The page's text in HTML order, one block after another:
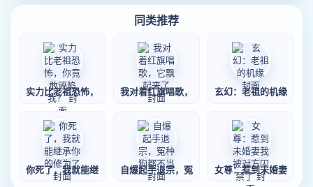
同类推荐
实力比老祖恐怖， 我对着红旗唱歌， 玄幻：老祖的机缘
你死了，我就能继 自爆起手退宗，冤 女尊：惹到未婚妻